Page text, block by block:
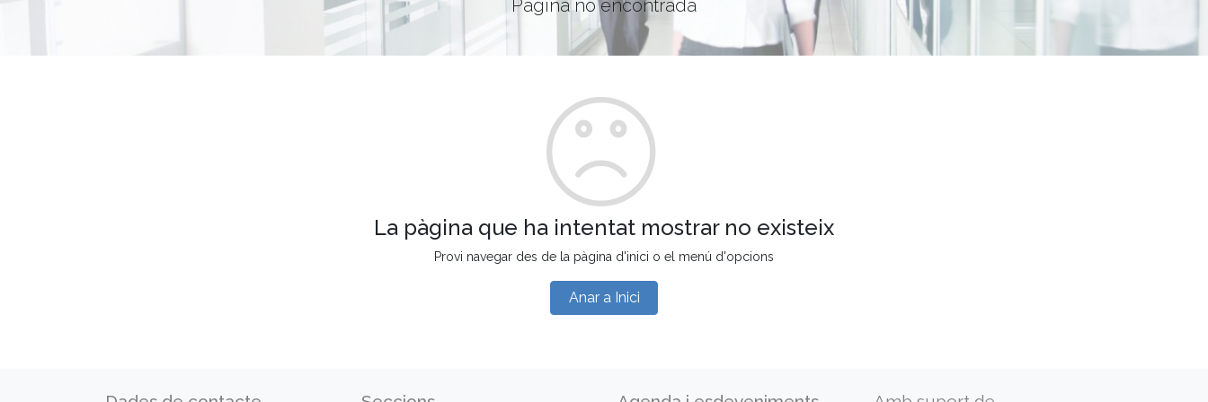
Pàgina no encontrada
La pàgina que ha intentat mostrar no existeix
Provi navegar des de la pàgina d'inici o el menú d'opcions
Anar a Inici